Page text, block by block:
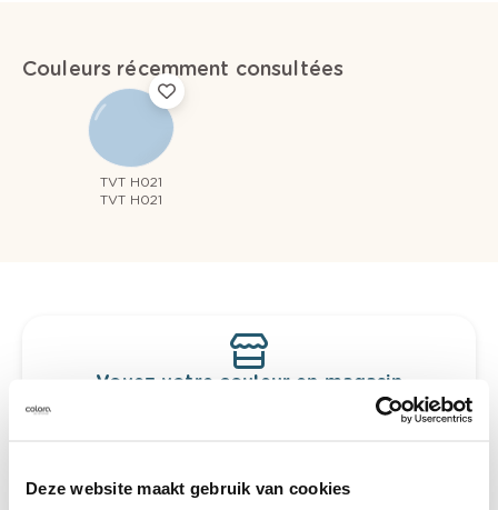
Deze website maakt gebruik van cookies
Couleurs récemment consultées
TVT H021
TVT H021
Voyez votre couleur en magasin
Découvrez des échantillons de votre
votre couleur.